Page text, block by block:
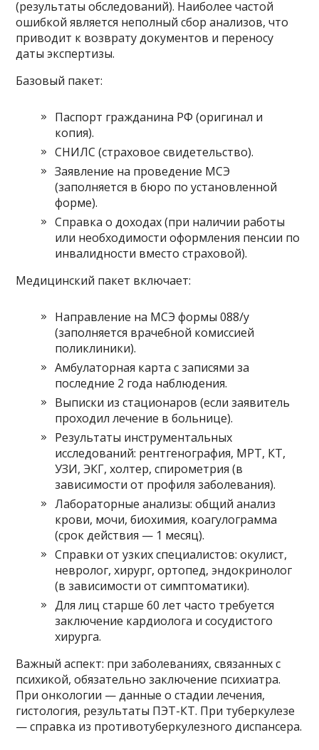
(результаты обследований). Наиболее частой
ошибкой является неполный сбор анализов, что
приводит к возврату документов и переносу
даты экспертизы.
Базовый пакет:
Паспорт гражданина РФ (оригинал и
копия).
СНИЛС (страховое свидетельство).
Заявление на проведение МСЭ
(заполняется в бюро по установленной
форме).
Справка о доходах (при наличии работы
или необходимости оформления пенсии по
инвалидности вместо страховой).
Медицинский пакет включает:
Направление на МСЭ формы 088/у
(заполняется врачебной комиссией
поликлиники).
Амбулаторная карта с записями за
последние 2 года наблюдения.
Выписки из стационаров (если заявитель
проходил лечение в больнице).
Результаты инструментальных
исследований: рентгенография, МРТ, КТ,
УЗИ, ЭКГ, холтер, спирометрия (в
зависимости от профиля заболевания).
Лабораторные анализы: общий анализ
крови, мочи, биохимия, коагулограмма
(срок действия — 1 месяц).
Справки от узких специалистов: окулист,
невролог, хирург, ортопед, эндокринолог
(в зависимости от симптоматики).
Для лиц старше 60 лет часто требуется
заключение кардиолога и сосудистого
хирурга.
Важный аспект: при заболеваниях, связанных с
психикой, обязательно заключение психиатра.
При онкологии — данные о стадии лечения,
гистология, результаты ПЭТ-КТ. При туберкулезе
— справка из противотуберкулезного диспансера.